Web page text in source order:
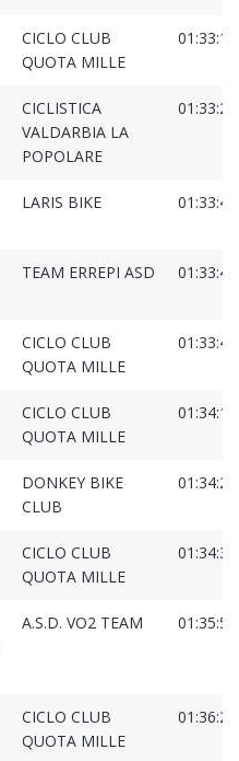
CICLO CLUB
QUOTA MILLE
CICLISTICA
VALDARBIA LA
POPOLARE
LARIS BIKE
TEAM ERREPI ASD
CICLO CLUB
QUOTA MILLE
CICLO CLUB
QUOTA MILLE
DONKEY BIKE
CLUB
CICLO CLUB
QUOTA MILLE
A.S.D. VO2 TEAM
CICLO CLUB
QUOTA MILLE